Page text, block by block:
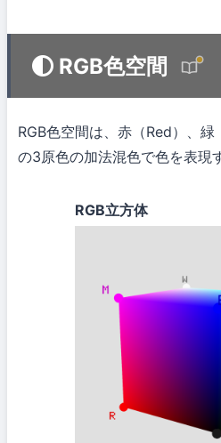
RGB色空間
RGB色空間は、赤（Red）、緑
の3原色の加法混色で色を表現
RGB立方体